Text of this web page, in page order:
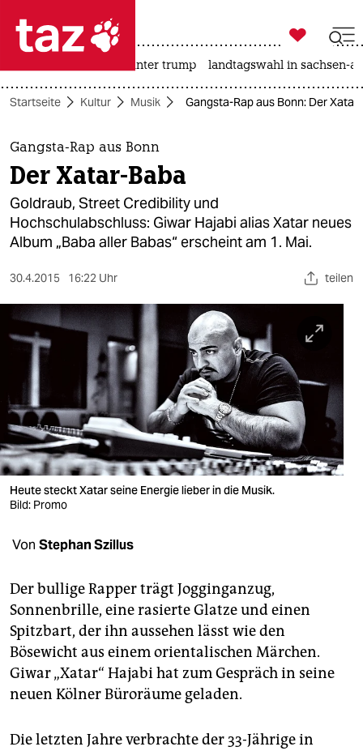
 taz zahl ich
taz zahl ich
themen
politik
öko
sport
berlin
nord
wahrheit
verlag
verlag
veranstaltungen
fragen & hilfe
unterstützen
abo
genossenschaft
epaper login

taz zahl ich
usa unter trump landtagswahl in sachsen-
Startseite Kultur Musik Gangsta-Rap aus Bonn: Der
Gangsta-Rap aus Bonn
Der Xatar-Baba
Goldraub, Street Credibility und
Hochschulabschluss: Giwar Hajabi alias Xatar neues
Album „Baba aller Babas“ erscheint am 1. Mai.
30.4.2015 16:22 Uhr teilen
Heute steckt Xatar seine Energie lieber in die Musik.
Bild: Promo
Von Stephan Szillus
Der bullige Rapper trägt Jogginganzug,
Sonnenbrille, eine rasierte Glatze und einen
Spitzbart, der ihn aussehen lässt wie den
Bösewicht aus einem orientalischen Märchen.
Giwar „Xatar“ Hajabi hat zum Gespräch in seine
neuen Kölner Büroräume geladen.
Die letzten Jahre verbrachte der 33-Jährige in